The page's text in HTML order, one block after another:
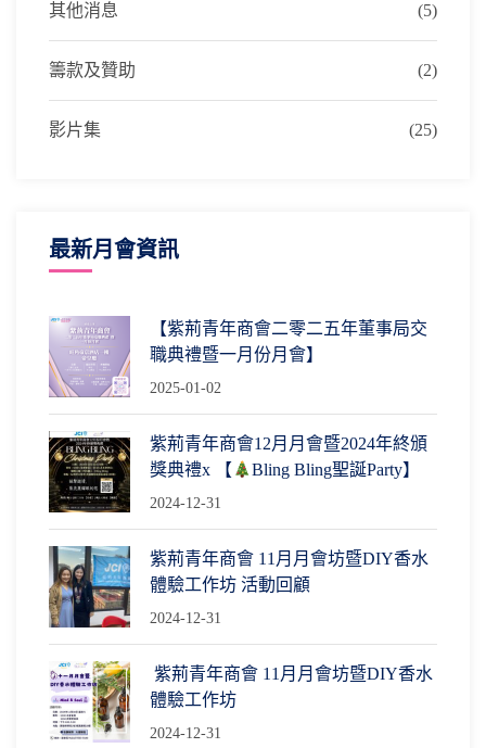
其他消息 (5)
籌款及贊助 (2)
影片集 (25)
最新月會資訊
【紫荊青年商會二零二五年董事局交
職典禮暨一月份月會】
2025-01-02
紫荊青年商會12月月會暨2024年終頒
獎典禮x 【
Bling Bling聖誕Party】
2024-12-31
紫荊青年商會 11月月會坊暨DIY香水
體驗工作坊 活動回顧
2024-12-31
紫荊青年商會 11月月會坊暨DIY香水
體驗工作坊
2024-12-31